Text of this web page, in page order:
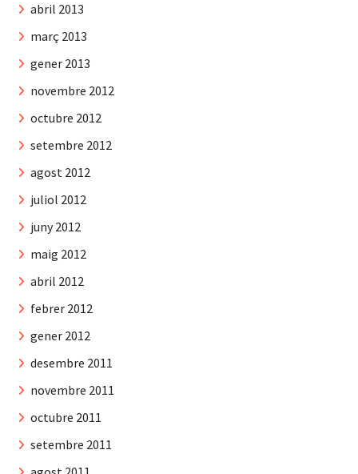
abril 2013
març 2013
gener 2013
novembre 2012
octubre 2012
setembre 2012
agost 2012
juliol 2012
juny 2012
maig 2012
abril 2012
febrer 2012
gener 2012
desembre 2011
novembre 2011
octubre 2011
setembre 2011